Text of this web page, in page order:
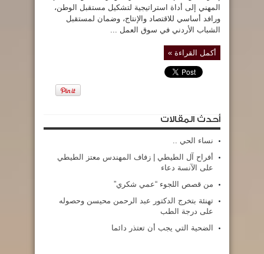
المهني إلى أداة استراتيجية لتشكيل مستقبل الوطن،
ورافد أساسي للاقتصاد والإنتاج، وضمان لمستقبل
الشباب الأردني في سوق العمل ...
أكمل القراءة »
أحدث المقالات
نساء الحي ..
أفراح آل الطيطي | زفاف المهندس معتز الطيطي
على الآنسة دعاء
من قصص اللجوء “عمي شكري”
تهنئة بتخرج الدكتور عبد الرحمن محيسن وحصوله
على درجة الطب
الضحية التي يجب أن تعتذر دائما